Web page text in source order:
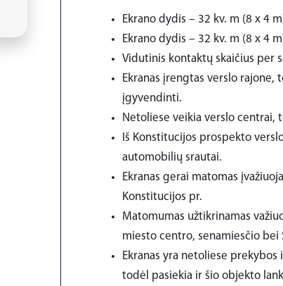
Ekrano dydis – 32 kv. m (8 x 4
Ekrano dydis – 32 kv. m (8 x 4
Vidutinis kontaktų skaičius per
Ekranas įrengtas verslo rajone,
įgyvendinti.
Netoliese veikia verslo centrai,
Iš Konstitucijos prospekto
automobilių srautai.
Ekranas gerai matomas
Konstitucijos pr.
Matomumas užtikrinamas
miesto centro, senamiesčio bei
Ekranas yra netoliese prekybos
todėl pasiekia ir šio objekto